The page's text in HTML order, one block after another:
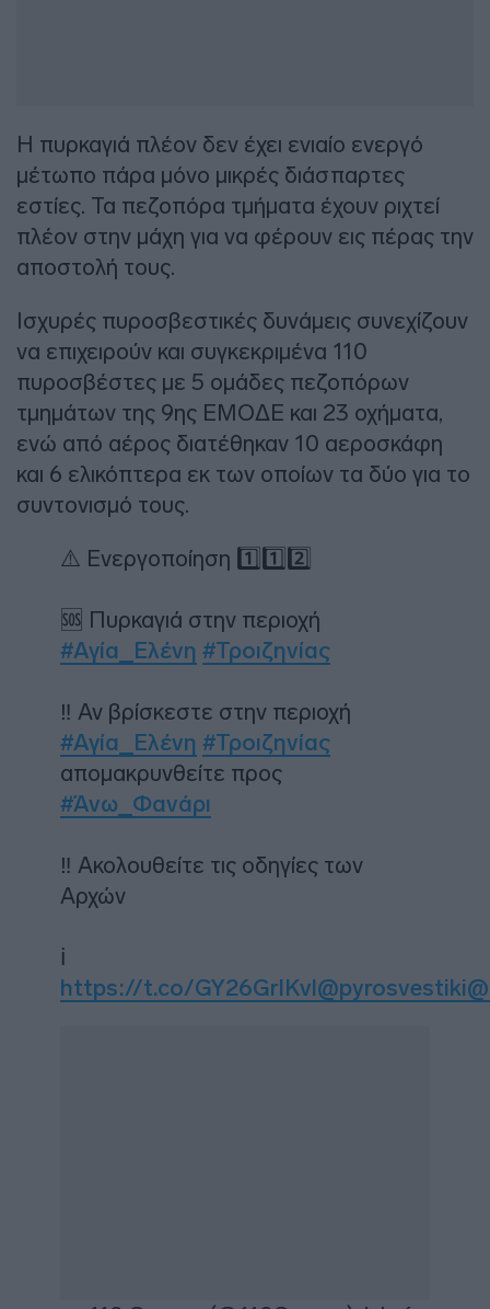
Η πυρκαγιά πλέον δεν έχει ενιαίο ενεργό
μέτωπο πάρα μόνο μικρές διάσπαρτες
εστίες. Τα πεζοπόρα τμήματα έχουν ριχτεί
πλέον στην μάχη για να φέρουν εις πέρας την
αποστολή τους.
Ισχυρές πυροσβεστικές δυνάμεις συνεχίζουν
να επιχειρούν και συγκεκριμένα 110
πυροσβέστες με 5 ομάδες πεζοπόρων
τμημάτων της 9ης ΕΜΟΔΕ και 23 οχήματα,
ενώ από αέρος διατέθηκαν 10 αεροσκάφη
και 6 ελικόπτερα εκ των οποίων τα δύο για το
συντονισμό τους.
⚠️ Ενεργοποίηση 1️⃣1️⃣2️⃣
🆘 Πυρκαγιά στην περιοχή
#Αγία_Ελένη #Τροιζηνίας
‼️ Αν βρίσκεστε στην περιοχή
#Αγία_Ελένη #Τροιζηνίας
απομακρυνθείτε προς
#Άνω_Φανάρι
‼️ Ακολουθείτε τις οδηγίες των
Αρχών
ℹ️
https://t.co/GY26GrlKvl@pyrosvestiki